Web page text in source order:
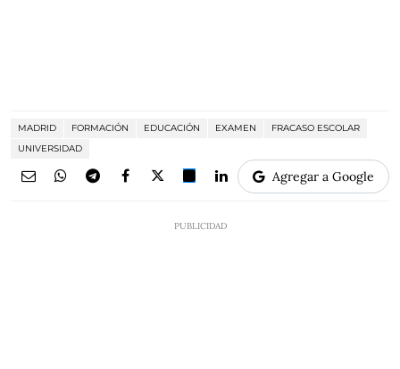
MADRID FORMACIÓN EDUCACIÓN EXAMEN
FRACASO ESCOLAR
UNIVERSIDAD
Agregar a Google